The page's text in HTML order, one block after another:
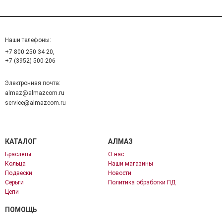
Наши телефоны:
+7 800 250 34 20,
+7 (3952) 500-206
Электронная почта:
almaz@almazcom.ru
service@almazcom.ru
КАТАЛОГ
Браслеты
Кольца
Подвески
Серьги
Цепи
АЛМАЗ
О нас
Наши магазины
Новости
Политика обработки ПД
ПОМОЩЬ